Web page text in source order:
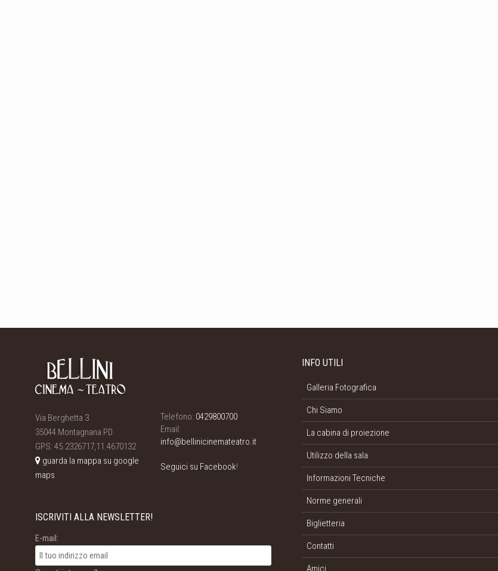
Via Berghetta 3
35044 Montagnana PD
GPS: 45.2326717,11.4670132
guarda la mappa su google
maps
Telefono: 0429800700
Email:
info@bellinicinemateatro.it
Seguici su Facebook!
ISCRIVITI ALLA NEWSLETTER!
E-mail:
INFO UTILI
Galleria Fotografica
Chi Siamo
La cabina di proiezione
Utilizzo della sala
Informazioni Tecniche
Norme generali
Biglietteria
Contatti
Amici